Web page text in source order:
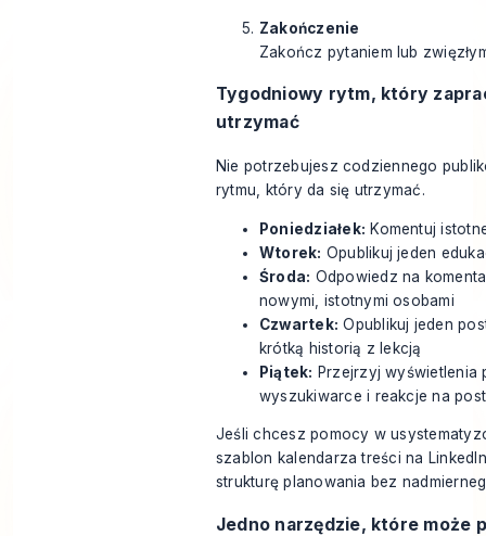
Zakończenie
Zakończ pytaniem lub
Tygodniowy rytm, który
utrzymać
Nie potrzebujesz codziennego
rytmu, który da się utrzymać.
Poniedziałek: Komentuj
Wtorek: Opublikuj jeden
Środa: Odpowiedz na
nowymi, istotnymi osobami
Czwartek: Opublikuj jeden
krótką historią z lekcją
Piątek: Przejrzyj wyświetlenia
wyszukiwarce i reakcje na
Jeśli chcesz pomocy w
szablon kalendarza treści na LinkedIn
strukturę planowania bez
Jedno narzędzie, które może